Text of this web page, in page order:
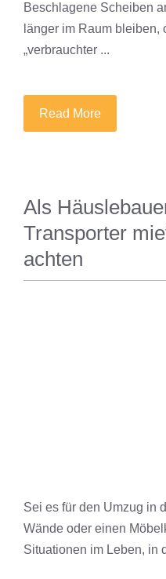
Beschlagene Scheiben
länger im Raum bleiben,
„verbrauchter ...
Read More
Als
Transporter
achten
Sei es für den Umzug in
Wände oder einen
Situationen im Leben, in